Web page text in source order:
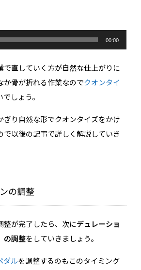
00:00
で直していく方が自然な仕上がりに
か骨が折れる作業なのでクオンタイ
しょう。
ぎり自然な形でクオンタイズをかけ
で以後の記事で詳しく解説していき
の調整
整が完了したら、次にデュレーショ
の調整をしていきましょう。
ダルを調整するのもこのタイミング